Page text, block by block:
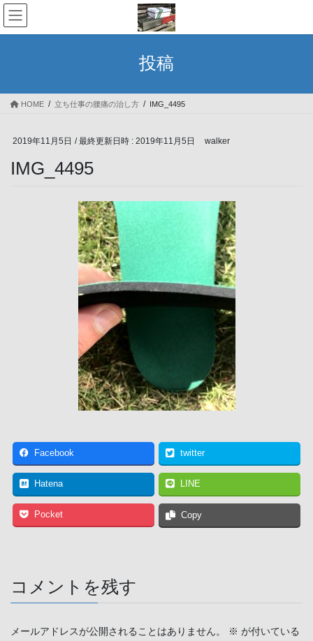
コ
ン
テ
ス
ナ
ビ
ゲ
ン
投稿
HOME 立ち仕事の腰痛の治し方 IMG_4495
2019年11月5日 / 最終更新日時 : 2019年11月5日 walker
IMG_4495
Facebook twitter
Hatena LINE
Pocket Copy
コメントを残す
メールアドレスが公開されることはありません。 ※ が付いている